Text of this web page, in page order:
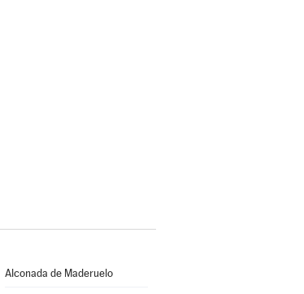
Alconada de Maderuelo